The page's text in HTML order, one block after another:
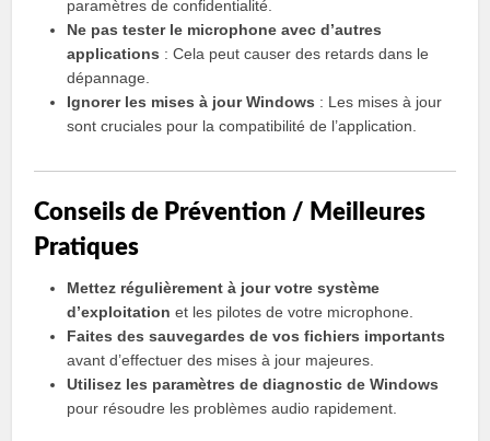
paramètres de confidentialité.
Ne pas tester le microphone avec d’autres
applications : Cela peut causer des retards dans le
dépannage.
Ignorer les mises à jour Windows : Les mises à jour
sont cruciales pour la compatibilité de l’application.
Conseils de Prévention / Meilleures
Pratiques
Mettez régulièrement à jour votre système
d’exploitation et les pilotes de votre microphone.
Faites des sauvegardes de vos fichiers importants
avant d’effectuer des mises à jour majeures.
Utilisez les paramètres de diagnostic de Windows
pour résoudre les problèmes audio rapidement.